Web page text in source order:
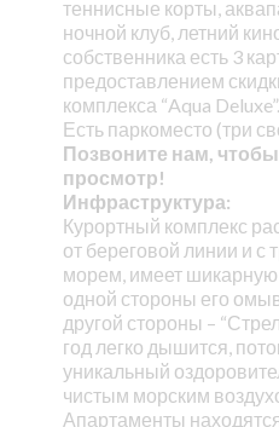
теннисные корты,
ночной клуб, летний
собственника есть 3
предоставлением
комплекса “Aqua Deluxe”.
Есть паркоместо (три
Позвоните нам,
просмотр!
Инфраструктура:
Курортный комплекс
от береговой линии и с
морем, имеет
одной стороны его
другой стороны –
год легко дышится,
уникальный
чистым морским
Апартаменты